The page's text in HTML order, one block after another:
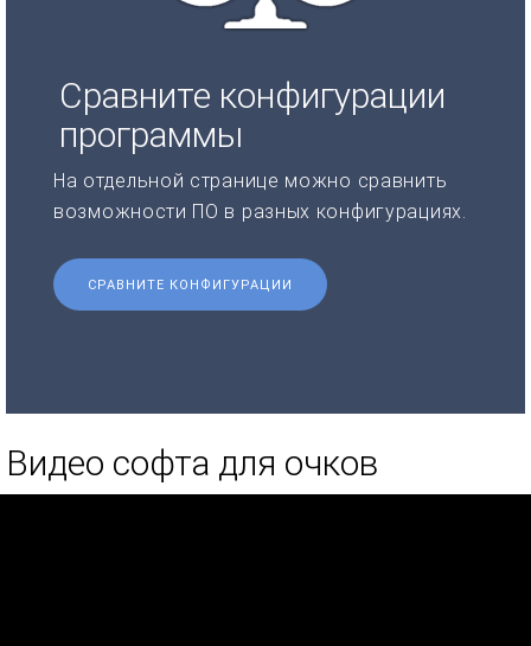
Сравните конфигурации
программы
На отдельной странице можно сравнить
возможности ПО в разных конфигурациях.
СРАВНИТЕ КОНФИГУРАЦИИ
Видео софта для очков